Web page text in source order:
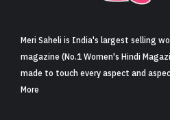
Meri Saheli is India's largest selling
magazine (No.1 Women's Hindi
made to touch every aspect and
More